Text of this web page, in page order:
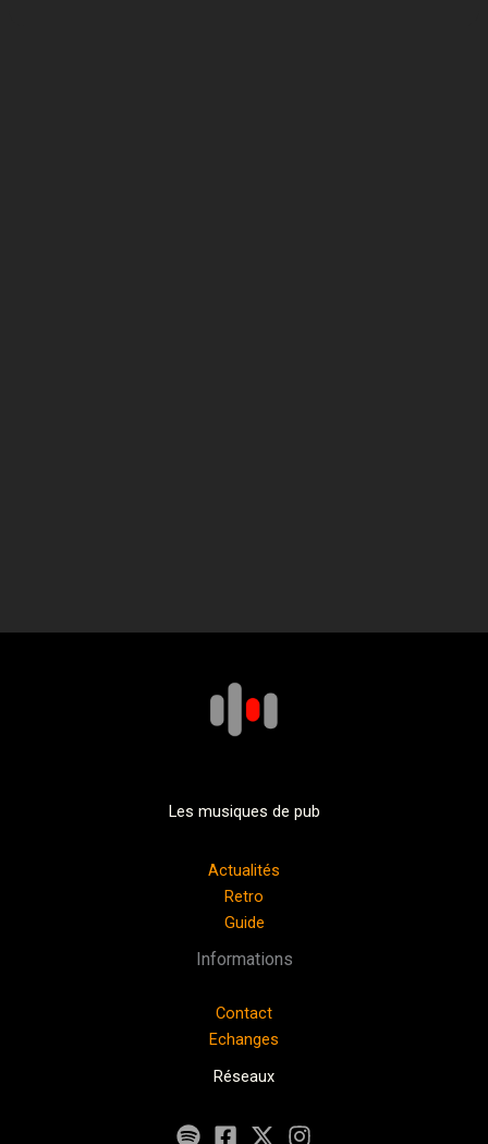
Les musiques de pub
Actualités
Retro
Guide
Informations
Contact
Echanges
Réseaux